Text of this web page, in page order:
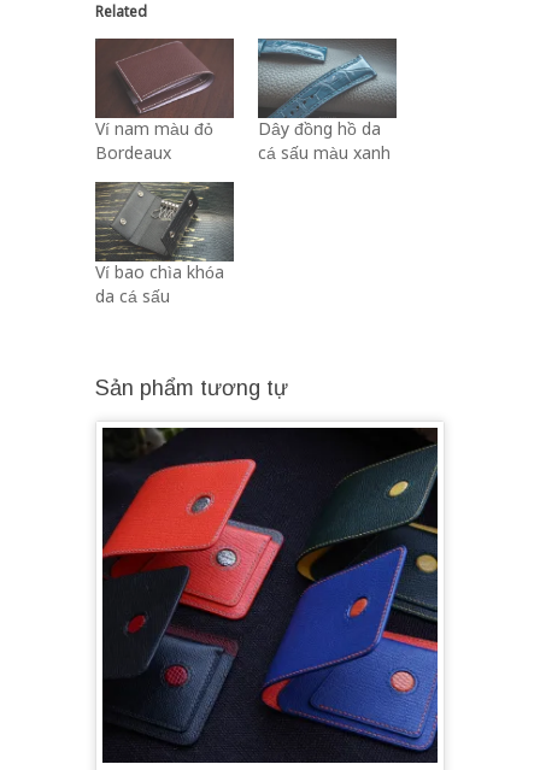
Related
Ví nam màu đỏ
Bordeaux
Dây đồng hồ da
cá sấu màu xanh
Ví bao chìa khóa
da cá sấu
Sản phẩm tương tự